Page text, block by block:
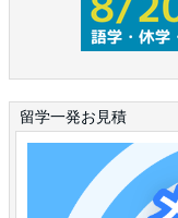
留学一発お見積